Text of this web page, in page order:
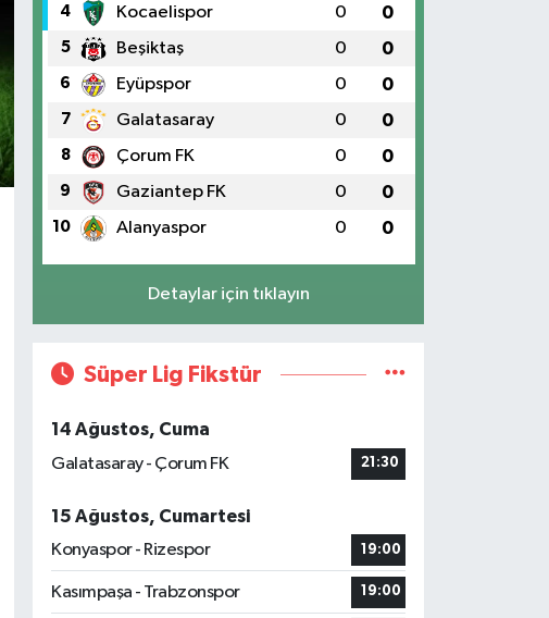
4 Kocaelispor 0 0
5 Beşiktaş 0 0
6 Eyüpspor 0 0
7 Galatasaray 0 0
8 Çorum FK 0 0
9 Gaziantep FK 0 0
10 Alanyaspor 0 0
Detaylar için tıklayın
Süper Lig Fikstür
14 Ağustos, Cuma
Galatasaray - Çorum FK
21:30
15 Ağustos, Cumartesi
Konyaspor - Rizespor
19:00
Kasımpaşa - Trabzonspor 19:00